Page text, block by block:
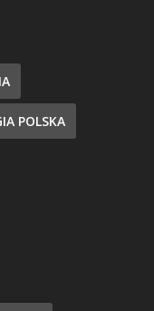
POLSKA